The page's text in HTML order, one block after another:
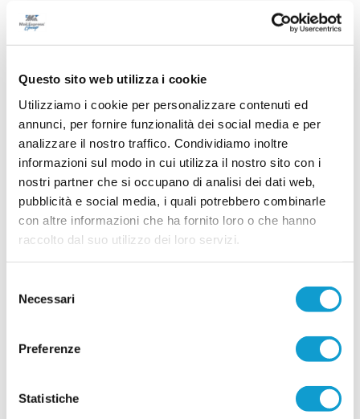
Questo sito web utilizza i cookie
Utilizziamo i cookie per personalizzare contenuti ed
annunci, per fornire funzionalità dei social media e per
analizzare il nostro traffico. Condividiamo inoltre
informazioni sul modo in cui utilizza il nostro sito con i
nostri partner che si occupano di analisi dei dati web,
pubblicità e social media, i quali potrebbero combinarle
con altre informazioni che ha fornito loro o che hanno
raccolto dal suo utilizzo dei loro servizi.
delNecessari
Preferenze
Statistiche
LORESE. Prende forma la nuova squadra di
mister Malatesta
28/07/2026
RICCI: "Mercato importante, ora dobbiamo
diventare una squadra"
...leggi
28/07/2026
SALESIANA VIGOR. Conferme importanti e
CIVITANOVA MARCHE. La storica società di San
conferme, forte di un'annata chiusa con risultati
leggi